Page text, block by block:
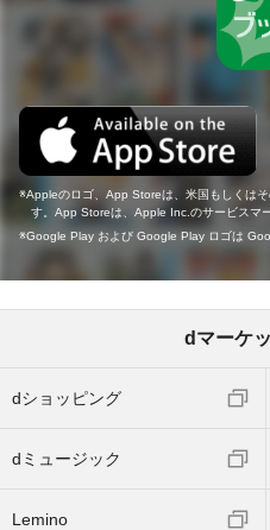
Appleのロゴ、App Storeは、米国もしくは
す。App Storeは、Apple Inc.のサービスマー
Google Play および Google Play ロゴは
dマーケ
dショッピング
dミュージック
Lemino